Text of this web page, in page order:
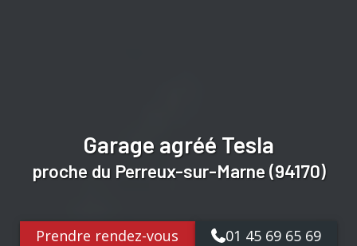
Garage agréé Tesla
proche du Perreux-sur-Marne (94170)
Prendre rendez-vous 01 45 69 65 69